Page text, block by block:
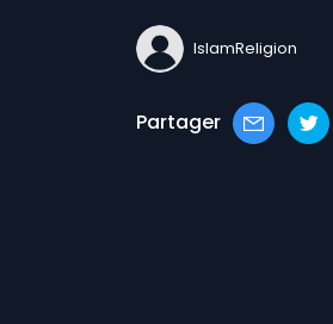
IslamReligion
Partager